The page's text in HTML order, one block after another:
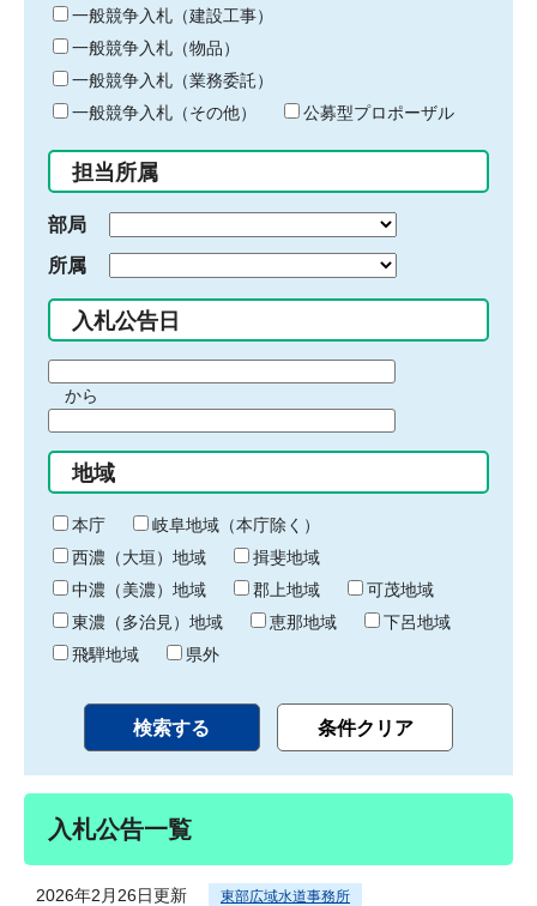
キ
ー
ワ
ー
ド
入
力
一般競争入札（建設工事）
一般競争入札（物品）
一般競争入札（業務委託）
一般競争入札（その他）
公募型プロポーザル
担当所属
部局
所属
入札公告日
間
始
り
から
間
終
わ
り
地域
本庁
岐阜地域（本庁除く）
西濃（大垣）地域
揖斐地域
中濃（美濃）地域
郡上地域
可茂地域
東濃（多治見）地域
恵那地域
下呂地域
飛騨地域
県外
入札公告一覧
2026年2月26日更新 東部広域水道事務所